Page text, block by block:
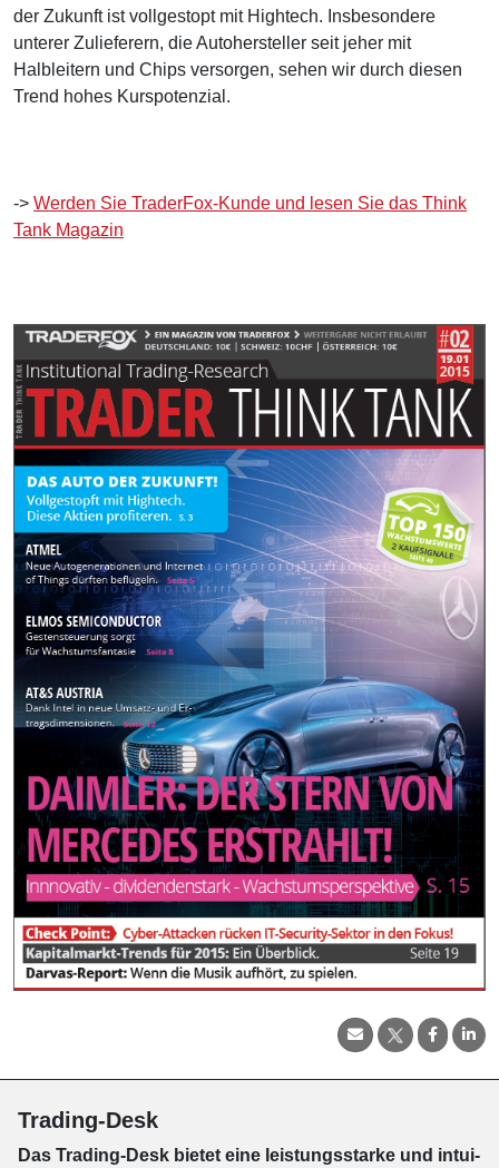
der Zukunft ist vollgestopt mit Hightech. Insbesondere
unterer Zulieferern, die Autohersteller seit jeher mit
Halbleitern und Chips versorgen, sehen wir durch diesen
Trend hohes Kurspotenzial.
-> Werden Sie TraderFox-Kunde und lesen Sie das Think
Tank Magazin
Trading-Desk
Das Trading-Desk bie­tet eine leis­tungs­star­ke und in­tui­